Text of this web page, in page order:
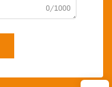
0/1000